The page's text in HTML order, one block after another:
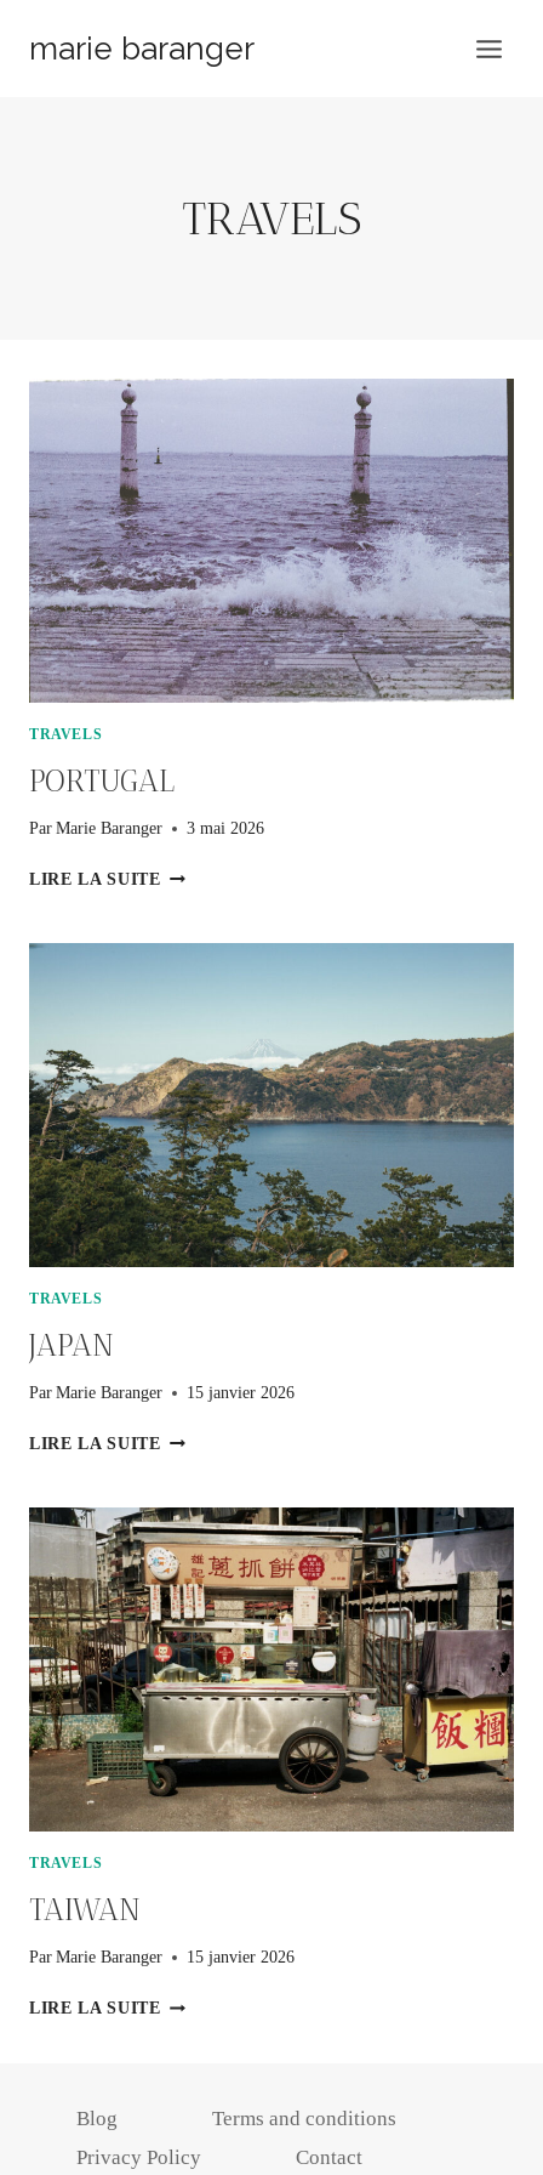
marie baranger
TRAVELS
TRAVELS
PORTUGAL
Par Marie Baranger 3 mai 2026
LIRE LA SUITE PORTUGAL
TRAVELS
JAPAN
Par Marie Baranger 15 janvier 2026
LIRE LA SUITE JAPAN
TRAVELS
TAIWAN
Par Marie Baranger 15 janvier 2026
LIRE LA SUITE TAIWAN
Blog
Terms and conditions
Privacy Policy
Contact